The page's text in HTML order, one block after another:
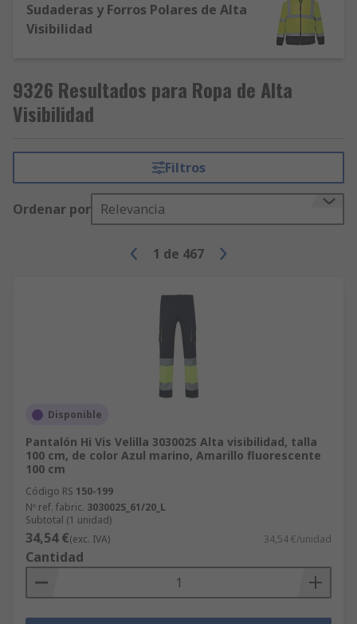
Sudaderas y Forros Polares de Alta
Visibilidad
9326 Resultados para Ropa de Alta
Visibilidad
Filtros
Ordenar por Relevancia
1 de 467
Disponible
Pantalón Hi Vis Velilla 303002S Alta visibilidad, talla
100 cm, de color Azul marino, Amarillo fluorescente
100 cm
Código RS 150-199
Nº ref. fabric. 303002S_61/20_L
Subtotal (1 unidad)
34,54 €(exc. IVA) 34,54 €/unidad
Cantidad